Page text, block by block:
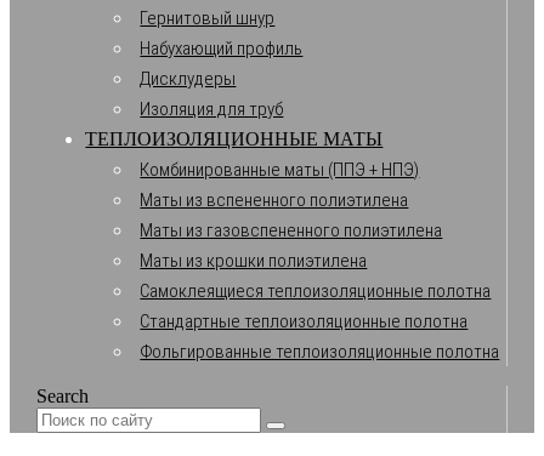
Гернитовый шнур
Набухающий профиль
Дисклудеры
Изоляция для труб
ТЕПЛОИЗОЛЯЦИОННЫЕ МАТЫ
Комбинированные маты (ППЭ + НПЭ)
Маты из вспененного полиэтилена
Маты из газовспененного полиэтилена
Маты из крошки полиэтилена
Самоклеящиеся теплоизоляционные полотна
Стандартные теплоизоляционные полотна
Фольгированные теплоизоляционные полотна
Search